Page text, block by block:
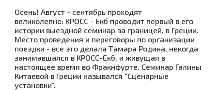
Осень! Август - сентябрь проходят
великолепно: КРОСС - Екб проводит первый в его
истории выездной семинар за границей, в Греции.
Место проведения и переговоры по организации
поездки - все это делала Тамара Родина, некогда
занимавшаяся в КРОСС-Екб, и живущая в
настоящее время во Фракнфурте. Семинар Галины
Китаевой в Греции назывался "Сценарные
установки".